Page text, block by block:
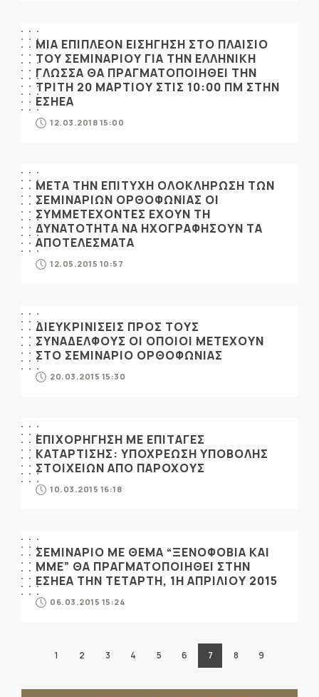
ΜΙΑ ΕΠΙΠΛΕΟΝ ΕΙΣΗΓΗΣΗ ΣΤΟ ΠΛΑΙΣΙΟ
ΤΟΥ ΣΕΜΙΝΑΡΙΟΥ ΓΙΑ ΤΗΝ ΕΛΛΗΝΙΚΗ
ΓΛΩΣΣΑ ΘΑ ΠΡΑΓΜΑΤΟΠΟΙΗΘΕΙ ΤΗΝ
ΤΡΙΤΗ 20 ΜΑΡΤΙΟΥ ΣΤΙΣ 10:00 ΠΜ ΣΤΗΝ
ΕΣΗΕΑ
12.03.2018 15:00
ΜΕΤΑ ΤΗΝ ΕΠΙΤΥΧΗ ΟΛΟΚΛΗΡΩΣΗ ΤΩΝ
ΣΕΜΙΝΑΡΙΩΝ ΟΡΘΟΦΩΝΙΑΣ ΟΙ
ΣΥΜΜΕΤΕΧΟΝΤΕΣ ΕΧΟΥΝ ΤΗ
ΔΥΝΑΤΟΤΗΤΑ ΝΑ ΗΧΟΓΡΑΦΗΣΟΥΝ ΤΑ
ΑΠΟΤΕΛΕΣΜΑΤΑ
12.05.2015 10:57
ΔΙΕΥΚΡΙΝΙΣΕΙΣ ΠΡΟΣ ΤΟΥΣ
ΣΥΝΑΔΕΛΦΟΥΣ ΟΙ ΟΠΟΙΟΙ ΜΕΤΕΧΟΥΝ
ΣΤΟ ΣΕΜΙΝΑΡΙΟ ΟΡΘΟΦΩΝΙΑΣ
20.03.2015 15:30
ΕΠΙΧΟΡΗΓΗΣΗ ΜΕ ΕΠΙΤΑΓΕΣ
ΚΑΤΑΡΤΙΣΗΣ: ΥΠΟΧΡΕΩΣΗ ΥΠΟΒΟΛΗΣ
ΣΤΟΙΧΕΙΩΝ ΑΠΟ ΠΑΡΟΧΟΥΣ
10.03.2015 16:18
ΣΕΜΙΝΑΡΙΟ ΜΕ ΘΕΜΑ “ΞΕΝΟΦΟΒΙΑ ΚΑΙ
ΜΜΕ” ΘΑ ΠΡΑΓΜΑΤΟΠΟΙΗΘΕΙ ΣΤΗΝ
ΕΣΗΕΑ ΤΗΝ ΤΕΤΑΡΤΗ, 1Η ΑΠΡΙΛΙΟΥ 2015
06.03.2015 15:24
1 2 3 4 5 6 7 8 9